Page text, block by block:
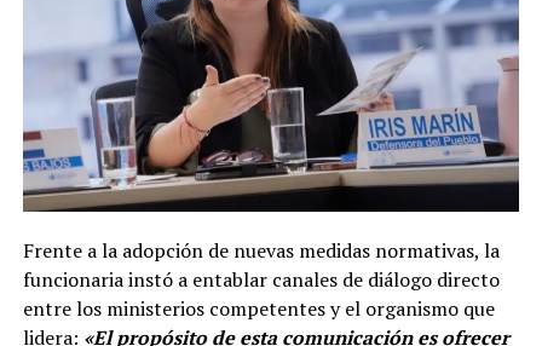
Frente a la adopción de nuevas medidas normativas, la
funcionaria instó a entablar canales de diálogo directo
entre los ministerios competentes y el organismo que
lidera: «El propósito de esta comunicación es ofrecer